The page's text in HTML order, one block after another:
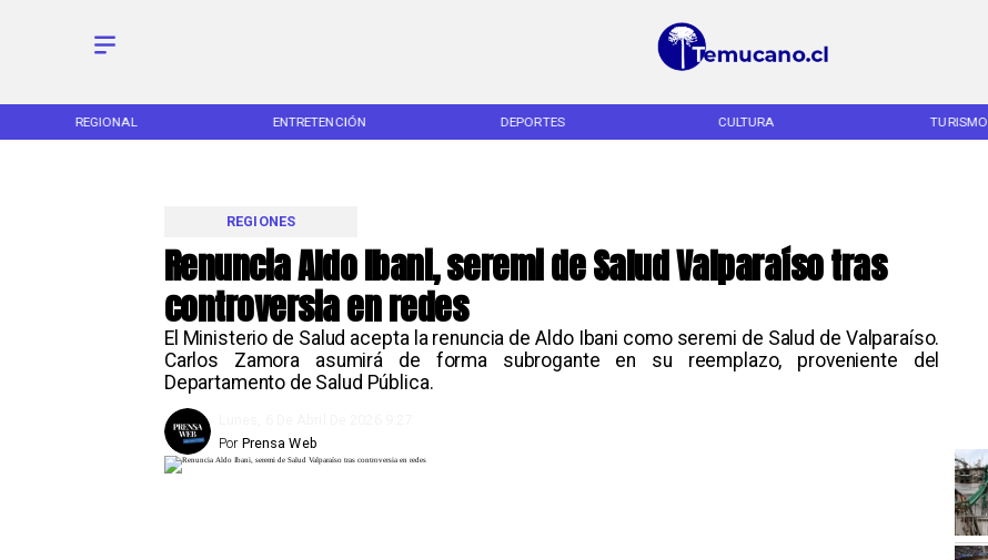
REGIONAL ENTRETENCIÓN DEPORTES CULTURA TURISMO
Renuncia Aldo Ibani, seremi de Salud Valparaíso tras
controversia en redes
El Ministerio de Salud acepta la renuncia de Aldo Ibani como seremi de Salud de Valparaíso.
Carlos Zamora asumirá de forma subrogante en su reemplazo, proveniente del
Departamento de Salud Pública.
REGIONES
Prensa Web
Por